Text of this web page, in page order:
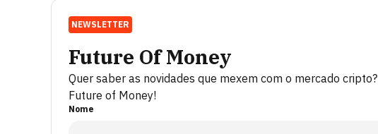
NEWSLETTER
Future Of Money
Quer saber as novidades que mexem com o mercado
Future of Money!
Nome